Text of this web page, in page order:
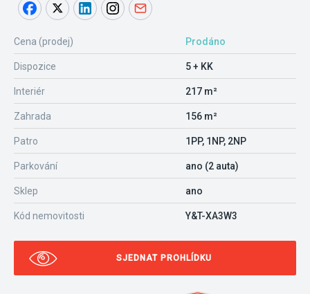
Cena (prodej) Prodáno
Dispozice 5 + KK
Interiér 217 m²
Zahrada 156 m²
Patro 1PP, 1NP, 2NP
Parkování ano (2 auta)
Sklep ano
Kód nemovitosti Y&T-XA3W3
SJEDNAT PROHLÍDKU